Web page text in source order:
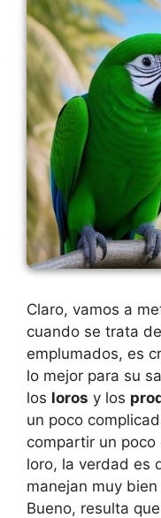
Claro, vamos a
cuando se trata
emplumados, es
lo mejor para su
los loros y los
un poco
compartir un
loro, la verdad es
manejan muy
Bueno, resulta